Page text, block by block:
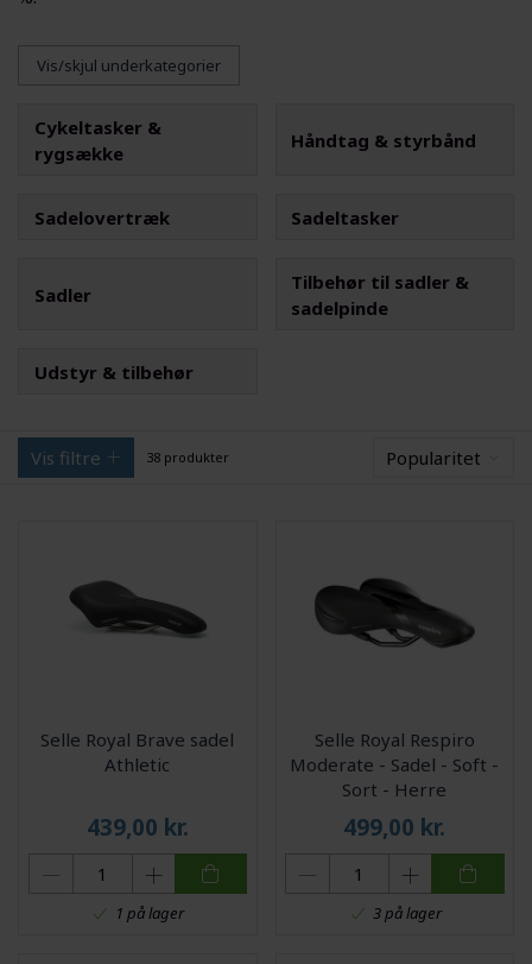
Vis/skjul underkategorier
Cykeltasker &
rygsække
Håndtag & styrbånd
Sadelovertræk Sadeltasker
Sadler
Tilbehør til sadler &
sadelpinde
Udstyr & tilbehør
Vis filtre 38 produkter Popularitet
Selle Royal Brave sadel
Athletic
439,00 kr.
1 på lager
Selle Royal Respiro
Moderate - Sadel - Soft -
Sort - Herre
499,00 kr.
3 på lager